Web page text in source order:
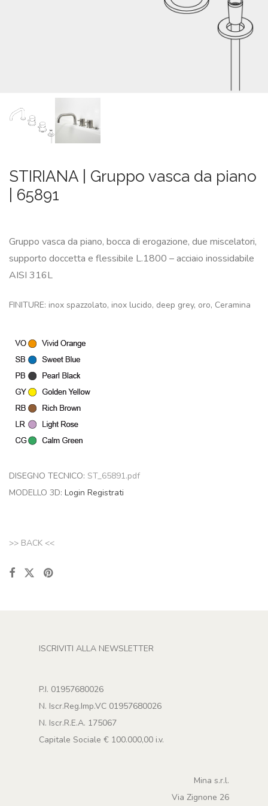
STIRIANA | Gruppo vasca da piano
| 65891
Gruppo vasca da piano, bocca di erogazione, due miscelatori,
supporto doccetta e flessibile L.1800 – acciaio inossidabile
AISI 316L
FINITURE: inox spazzolato, inox lucido, deep grey, oro, Ceramina
DISEGNO TECNICO: ST_65891.pdf
MODELLO 3D: Login Registrati
>> BACK <<
ISCRIVITI ALLA NEWSLETTER
P.I. 01957680026
N. Iscr.Reg.Imp.VC 01957680026
N. Iscr.R.E.A. 175067
Capitale Sociale € 100.000,00 i.v.
Mina s.r.l.
Via Zignone 26
CERCA